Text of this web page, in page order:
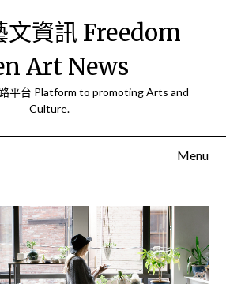
文資訊 Freedom
Art News
平台 Platform to promoting Arts and
Culture.
Menu